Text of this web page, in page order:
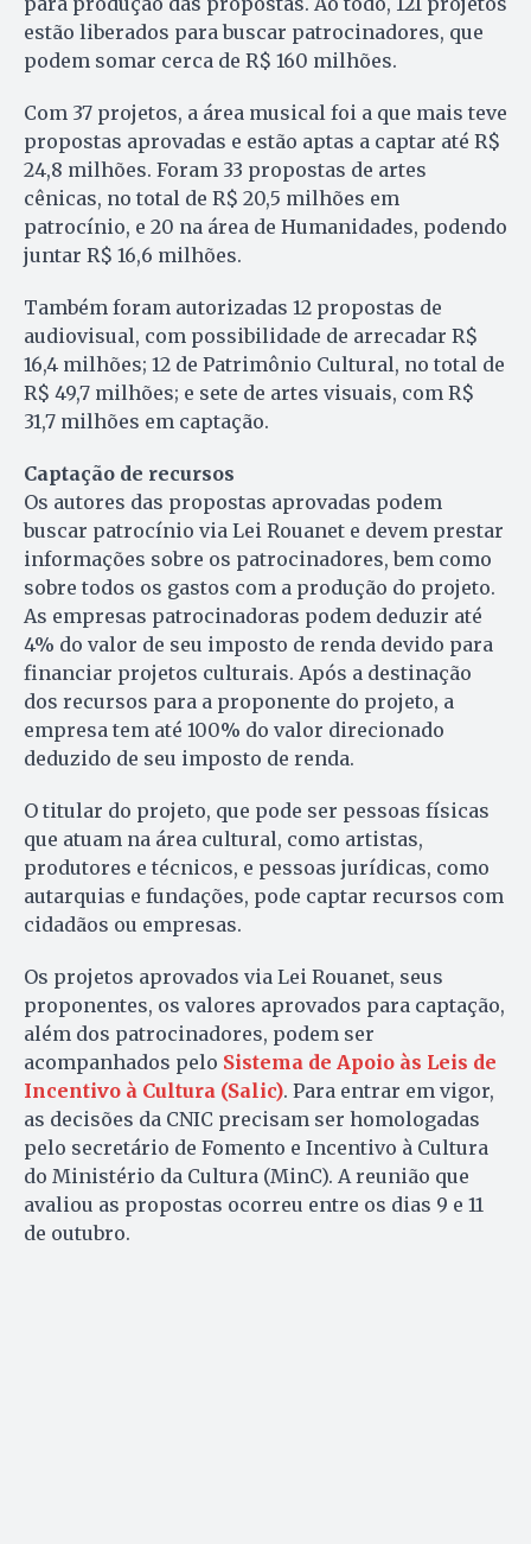
estão liberados para buscar patrocinadores, que
podem somar cerca de R$ 160 milhões.
Com 37 projetos, a área musical foi a que mais teve
propostas aprovadas e estão aptas a captar até R$
24,8 milhões. Foram 33 propostas de artes
cênicas, no total de R$ 20,5 milhões em
patrocínio, e 20 na área de Humanidades, podendo
juntar R$ 16,6 milhões.
Também foram autorizadas 12 propostas de
audiovisual, com possibilidade de arrecadar R$
16,4 milhões; 12 de Patrimônio Cultural, no total de
R$ 49,7 milhões; e sete de artes visuais, com R$
31,7 milhões em captação.
Captação de recursos
Os autores das propostas aprovadas podem
buscar patrocínio via Lei Rouanet e devem prestar
informações sobre os patrocinadores, bem como
sobre todos os gastos com a produção do projeto.
As empresas patrocinadoras podem deduzir até
4% do valor de seu imposto de renda devido para
financiar projetos culturais. Após a destinação
dos recursos para a proponente do projeto, a
empresa tem até 100% do valor direcionado
deduzido de seu imposto de renda.
O titular do projeto, que pode ser pessoas físicas
que atuam na área cultural, como artistas,
produtores e técnicos, e pessoas jurídicas, como
autarquias e fundações, pode captar recursos com
cidadãos ou empresas.
Os projetos aprovados via Lei Rouanet, seus
proponentes, os valores aprovados para captação,
além dos patrocinadores, podem ser
acompanhados pelo Sistema de Apoio às Leis de
Incentivo à Cultura (Salic). Para entrar em vigor,
as decisões da CNIC precisam ser homologadas
pelo secretário de Fomento e Incentivo à Cultura
do Ministério da Cultura (MinC). A reunião que
avaliou as propostas ocorreu entre os dias 9 e 11
de outubro.